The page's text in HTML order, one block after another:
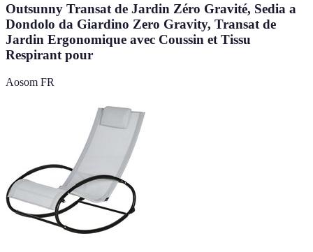
Outsunny Transat de Jardin Zéro Gravité, Sedia a
Dondolo da Giardino Zero Gravity, Transat de
Jardin Ergonomique avec Coussin et Tissu
Respirant pour
Aosom FR